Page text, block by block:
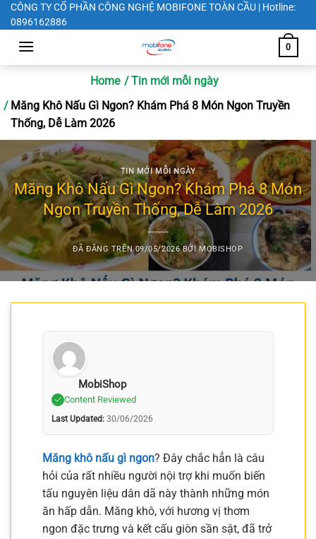
Chuyển
đến
CÔNG TY CỔ PHẦN CÔNG NGHỆ MOBIFONE TOÀN CẦU | Hotline:
0896162886
0
Home
Tin mới mỗi ngày
Măng Khô Nấu Gì Ngon? Khám Phá 8 Món Ngon Truyền
Thống, Dễ Làm 2026
TIN MỚI MỖI NGÀY
Măng Khô Nấu Gì Ngon? Khám Phá 8 Món
Ngon Truyền Thống, Dễ Làm 2026
ĐÃ ĐĂNG TRÊN09/05/2026 BỞIMOBISHOP
MobiShop
Content Reviewed
Last Updated: 30/06/2026
Măng khô nấu gì ngon? Đây chắc hẳn là câu
hỏi của rất nhiều người nội trợ khi muốn biến
tấu nguyên liệu dân dã này thành những món
ăn hấp dẫn. Măng khô, với hương vị thơm
ngon đặc trưng và kết cấu giòn sần sật, đã trở